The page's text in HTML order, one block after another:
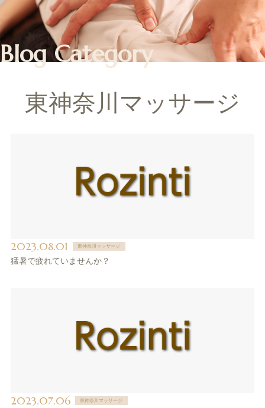
Blog Category
東神奈川マッサージ
2023.08.01 東神奈川マッサージ
猛暑で疲れていませんか？
2023.07.06 東神奈川マッサージ